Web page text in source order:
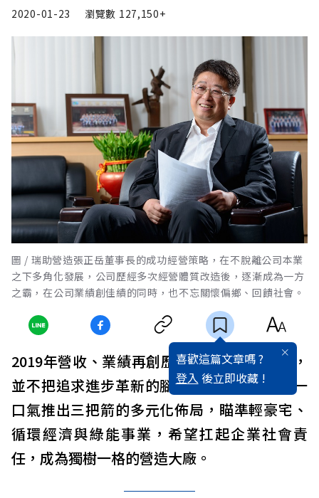
2020-01-23
瀏覽數 127,150+
圖 / 瑞助營造張正岳董事長的成功經營策略，在不脫離公司本業
之下多角化發展，公司歷經多次經營體質改造後，逐漸成為一方
之霸，在公司業績創佳績的同時，也不忘關懷偏鄉、回饋社會。
喜歡這篇文章嗎 ?
登入 後立即收藏 !
2019年營收、業績再創歷史新高的瑞助營造，
並不把追求進步革新的腳步延緩下來，而是一
口氣推出三把箭的多元化佈局，瞄準輕豪宅、
循環經濟與綠能事業，希望扛起企業社會責
任，成為獨樹一格的營造大廠。